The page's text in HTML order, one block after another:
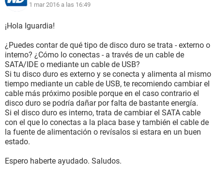
1 mar 2016 a las 16:49
¡Hola Iguardia!
¿Puedes contar de qué tipo de disco duro se trata - externo o
interno? ¿Cómo lo conectas - a través de un cable de
SATA/IDE o mediante un cable de USB?
Si tu disco duro es externo y se conecta y alimenta al mismo
tiempo mediante un cable de USB, te recomiendo cambiar el
cable más próximo posible porque en el caso contrario el
disco duro se podría dañar por falta de bastante energía.
Si el disco duro es interno, trata de cambiar el SATA cable
con el que lo conectas a la placa base y también el cable de
la fuente de alimentación o revísalos si estara en un buen
estado.
Espero haberte ayudado. Saludos.